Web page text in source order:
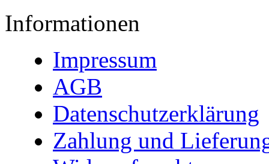
Informationen
Impressum
AGB
Datenschutzerklärung
Zahlung und